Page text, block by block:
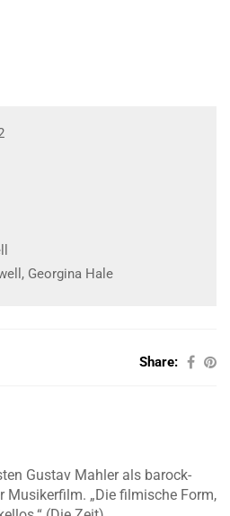
Georgina Hale
Share:
Gustav Mahler als barock-
Musikerfilm. „Die filmische Form,